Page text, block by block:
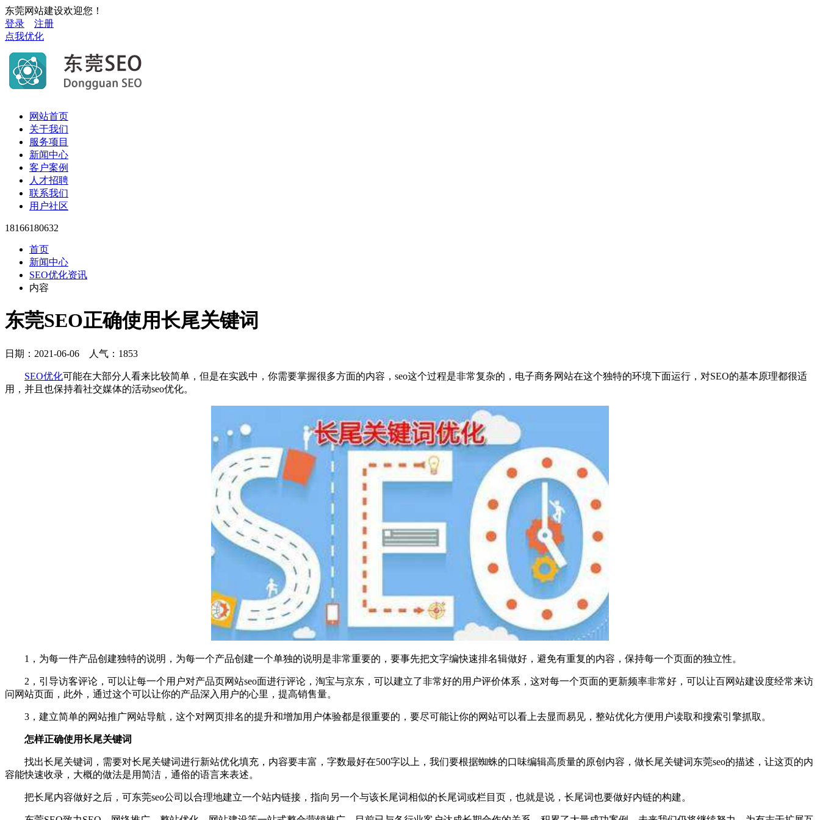
东莞网站建设欢迎您！
登录
注册
点我优化
网站首页
关于我们
服务项目
新闻中心
客户案例
人才招聘
联系我们
用户社区
18166180632
首页
新闻中心
SEO优化资讯
内容
东莞SEO正确使用长尾关键词
日期：2021-06-06 人气：1853
SEO优化可能在大部分人看来比较简单，但是在实践中，你需要掌握很多方面的内容，seo这个过程是非常复杂的，电子商务网站在这个独特的环境下面运行，对SEO的基本原理都很适
用，并且也保持着社交媒体的活动seo优化。
1，为每一件产品创建独特的说明，为每一个产品创建一个单独的说明是非常重要的，要事先把文字编快速排名辑做好，避免有重复的内容，保持每一个页面的独立性。
2，引导访客评论，可以让每一个用户对产品页网站seo面进行评论，淘宝与京东，可以建立了非常好的用户评价体系，这对每一个页面的更新频率非常好，可以让百网站建设度经常来访
问网站页面，此外，通过这个可以让你的产品深入用户的心里，提高销售量。
3，建立简单的网站推广网站导航，这个对网页排名的提升和增加用户体验都是很重要的，要尽可能让你的网站可以看上去显而易见，整站优化方便用户读取和搜索引擎抓取。
怎样正确使用长尾关键词
找出长尾关键词，需要对长尾关键词进行新站优化填充，内容要丰富，字数最好在500字以上，我们要根据蜘蛛的口味编辑高质量的原创内容，做长尾关键词东莞seo的描述，让这页的内
容能快速收录，大概的做法是用简洁，通俗的语言来表述。
把长尾内容做好之后，可东莞seo公司以合理地建立一个站内链接，指向另一个与该长尾词相似的长尾词或栏目页，也就是说，长尾词也要做好内链的构建。